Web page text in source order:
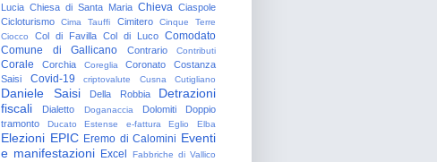
Lucia Chiesa di Santa Maria Chieva Ciaspole
Cicloturismo
Cima Tauffi Cimitero
Cinque Terre
Ciocco
Col di Favilla Col di Luco Comodato
Comune di Gallicano
Contrario Contributi
Corale Corchia Coreglia Coronato
Costanza
Saisi
Covid-19 criptovalute Cusna Cutigliano
Daniele Saisi Della Robbia
Detrazioni
fiscali
Dialetto Doganaccia Dolomiti
Doppio
tramonto
Ducato Estense e-fattura Eglio Elba
Elezioni EPIC Eremo di Calomini Eventi
e manifestazioni Excel Fabbriche di Vallico